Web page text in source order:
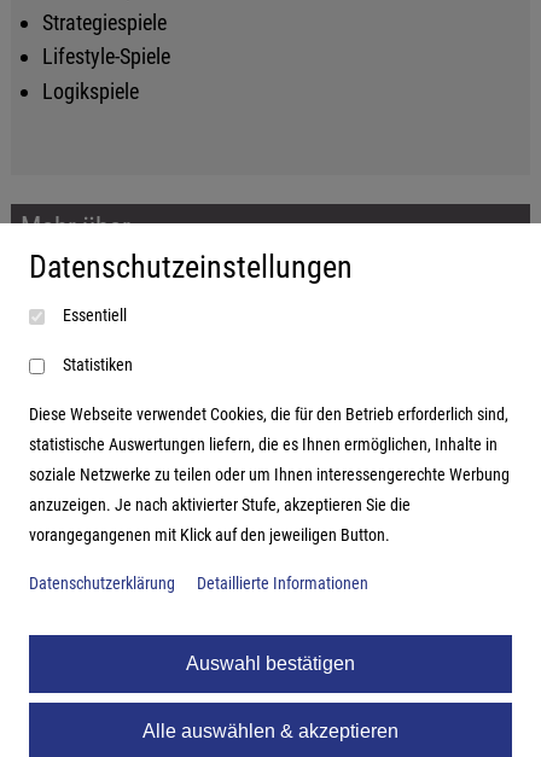
Strategiespiele
Lifestyle-Spiele
Logikspiele
Mehr über...
Impressum
AGB
Datenschutzerklärung
Adresse
Hutter Trade GmbH + Co KG
Bgm.-Landmann-Platz 1-5
Datenschutzeinstellungen
Essentiell
Statistiken
Diese Webseite verwendet Cookies, die für den Betrieb erforderlich sind,
statistische Auswertungen liefern, die es Ihnen ermöglichen, Inhalte in
soziale Netzwerke zu teilen oder um Ihnen interessengerechte Werbung
anzuzeigen. Je nach aktivierter Stufe, akzeptieren Sie die
vorangegangenen mit Klick auf den jeweiligen Button.
Datenschutzerklärung Detaillierte Informationen
Auswahl bestätigen
Alle auswählen & akzeptieren